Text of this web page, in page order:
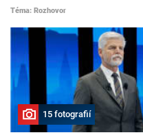
Téma: Rozhovor
15 fotografií